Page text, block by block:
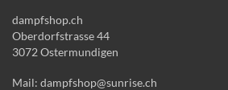
dampfshop.ch
Oberdorfstrasse 44
3072 Ostermundigen
Mail: dampfshop@sunrise.ch